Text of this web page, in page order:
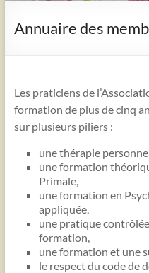
Annuaire des
Les praticiens de
formation de plus de cinq
sur plusieurs piliers :
une thérapie
une formation
Primale,
une formation en
appliquée,
une pratique
formation,
une formation et une
le respect du code de